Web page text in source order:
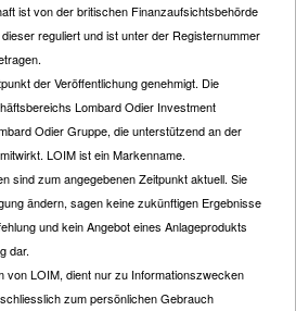
ist von der britischen Finanzaufsichtsbehörde
reguliert und ist unter der Registernummer
der Veröffentlichung genehmigt. Die
Lombard Odier Investment
Odier Gruppe, die unterstützend an der
LOIM ist ein Markenname.
sind zum angegebenen Zeitpunkt aktuell. Sie
ändern, sagen keine zukünftigen Ergebnisse
und kein Angebot eines Anlageprodukts
dar.
von LOIM, dient nur zu Informationszwecken
zum persönlichen Gebrauch